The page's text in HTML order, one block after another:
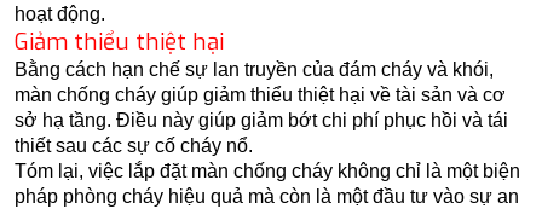
hoạt động.
Giảm thiểu thiệt hại
Bằng cách hạn chế sự lan truyền của đám cháy và khói,
màn chống cháy giúp giảm thiểu thiệt hại về tài sản và cơ
sở hạ tầng. Điều này giúp giảm bớt chi phí phục hồi và tái
thiết sau các sự cố cháy nổ.
Tóm lại, việc lắp đặt màn chống cháy không chỉ là một biện
pháp phòng cháy hiệu quả mà còn là một đầu tư vào sự an